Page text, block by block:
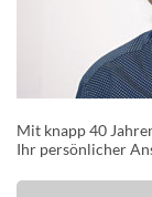
Mit knapp 40
Ihr persönlicher